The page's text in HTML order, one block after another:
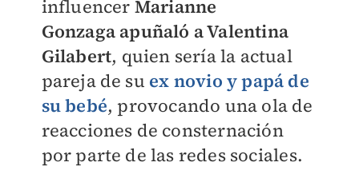
influencer Marianne
Gonzagaapuñaló aValentina
Gilabert, quien seríala actual
pareja de su ex novio y papá de
su bebé, provocando una ola de
reacciones de consternación
por parte de las redes sociales.